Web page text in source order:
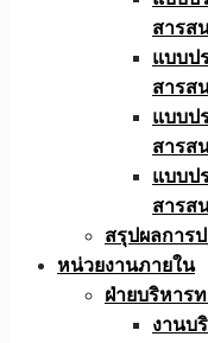
สารส
แบบป
สารส
แบบป
สารส
แบบป
สารส
สรุปผลการ
หน่วยงานภายใน
ฝ่ายบริหาร
งานบ